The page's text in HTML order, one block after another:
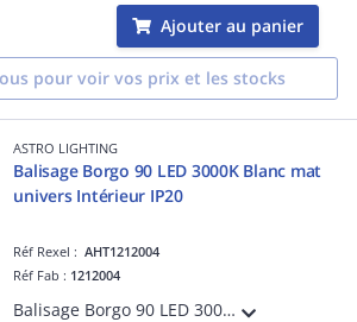
Ajouter au panier
pour voir vos prix et les stocks
ASTRO LIGHTING
Balisage Borgo 90 LED 3000K Blanc mat
univers Intérieur IP20
Réf Rexel :AHT1212004
Réf Fab : 1212004
Balisage Borgo 90 LED 3000K Blanc mat référence 1212004 univers Intérieur source incluse 1 x 2W LED dimmable driver requis IP20 Classe III - Basse tension Zone 3